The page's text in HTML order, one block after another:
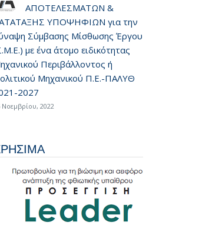
ΑΠΟΤΕΛΕΣΜΑΤΩΝ &
ΥΠΟΨΗΦΙΩΝ για την
Σύμβασης Μίσθωσης Έργου
με ένα άτομο ειδικότητας
Περιβάλλοντος ή
Μηχανικού Π.Ε.-ΠΑΛΥΘ
2027
Νοεμβρίου, 2022